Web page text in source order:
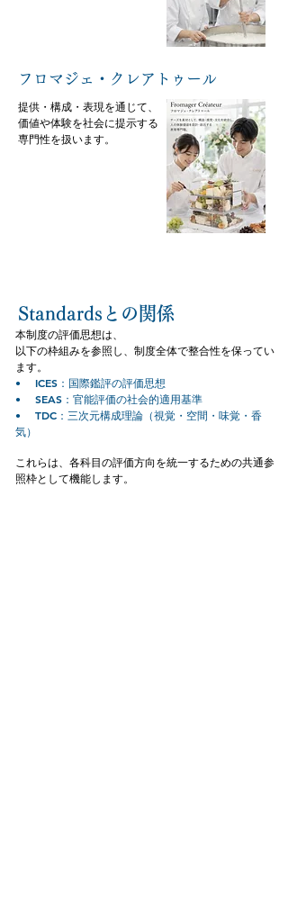
フロマジェ・クレアトゥール
提供・構成・表現を通じて、
価値や体験を社会に提示する
専門性を扱います。
Standardsとの関係
本制度の評価思想は、
以下の枠組みを参照し、制度全体で整合性を保ってい
ます。
• ICES：国際鑑評の評価思想
• SEAS：官能評価の社会的適用基準
• TDC：三次元構成理論（視覚・空間・味覚・香
気）
これらは、各科目の評価方向を統一するための共通参
照枠として機能します。